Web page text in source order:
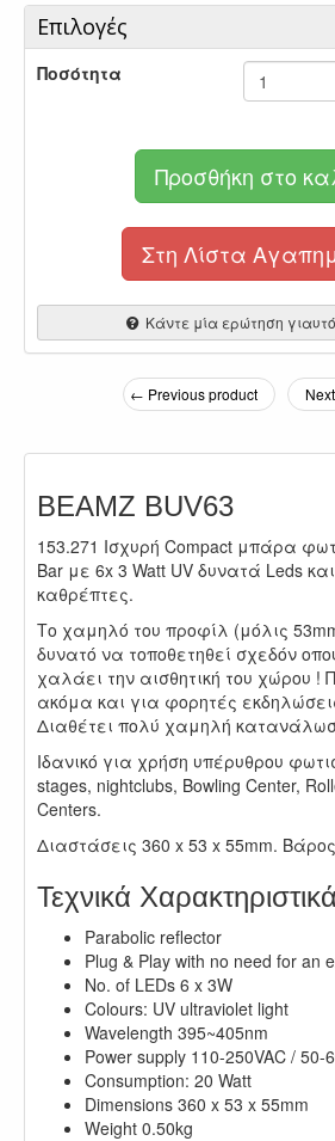
Επιλογές
Ποσότητα
Προσθήκη στο
Στη Λίστα
Κάντε μία ερώτηση
← Previous product
BEAMZ BUV63
153.271 Ισχυρή Compact μπάρα
Bar με 6x 3 Watt UV δυνατά Leds
καθρέπτες.
Το χαμηλό του προφίλ (μόλις
δυνατό να τοποθετηθεί σχεδόν
χαλάει την αισθητική του χώρου
ακόμα και για φορητές
Διαθέτει πολύ χαμηλή
Ιδανικό για χρήση υπέρυθρου
stages, nightclubs, Bowling Center,
Centers.
Διαστάσεις 360 x 53 x 55mm.
Τεχνικά Χαρακτηριστικά
Parabolic reflector
Plug & Play with no need for an
No. of LEDs 6 x 3W
Colours: UV ultraviolet light
Wavelength 395~405nm
Power supply 110-250VAC / 50-
Consumption: 20 Watt
Dimensions 360 x 53 x 55mm
Weight 0.50kg